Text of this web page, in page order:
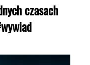
czasach